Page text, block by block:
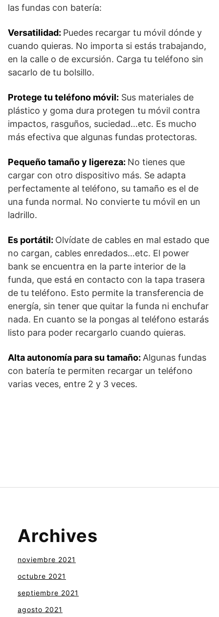
las fundas con batería:
Versatilidad: Puedes recargar tu móvil dónde y
cuando quieras. No importa si estás trabajando,
en la calle o de excursión. Carga tu teléfono sin
sacarlo de tu bolsillo.
Protege tu teléfono móvil: Sus materiales de
plástico y goma dura protegen tu móvil contra
impactos, rasguños, suciedad…etc. Es mucho
más efectiva que algunas fundas protectoras.
Pequeño tamaño y ligereza: No tienes que
cargar con otro dispositivo más. Se adapta
perfectamente al teléfono, su tamaño es el de
una funda normal. No convierte tu móvil en un
ladrillo.
Es portátil: Olvídate de cables en mal estado que
no cargan, cables enredados…etc. El power
bank se encuentra en la parte interior de la
funda, que está en contacto con la tapa trasera
de tu teléfono. Esto permite la transferencia de
energía, sin tener que quitar la funda ni enchufar
nada. En cuanto se la pongas al teléfono estarás
listo para poder recargarlo cuando quieras.
Alta autonomía para su tamaño: Algunas fundas
con batería te permiten recargar un teléfono
varias veces, entre 2 y 3 veces.
Archives
noviembre 2021
octubre 2021
septiembre 2021
agosto 2021